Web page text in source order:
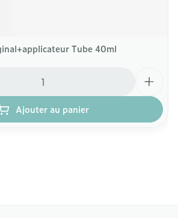
Tube 40ml
Ajouter au panier